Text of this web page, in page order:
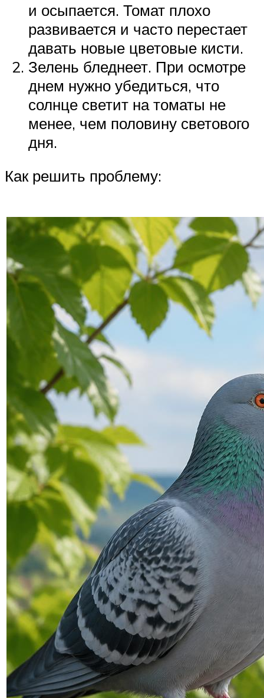
и осыпается. Томат плохо
развивается и часто перестает
давать новые цветовые кисти.
Зелень бледнеет. При осмотре
днем нужно убедиться, что
солнце светит на томаты не
менее, чем половину светового
дня.
Как решить проблему: